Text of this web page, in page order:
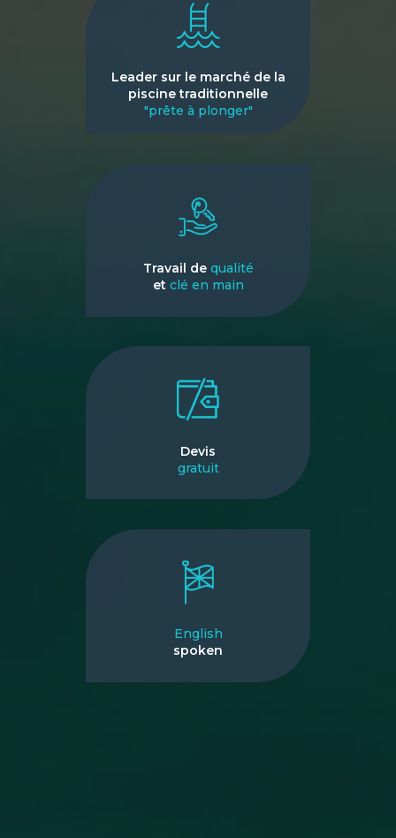
Leader sur le marché de la
piscine traditionnelle
"prête à plonger"
Travail de qualité
et clé en main
Devis
gratuit
English
spoken